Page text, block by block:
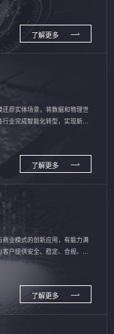
了解更多
原实体场景，将数据和物理世
业完成智能化转型，实现新旧
了解更多
业模式的创新应用，有能力满
户提供安全、稳定、合规、持
了解更多